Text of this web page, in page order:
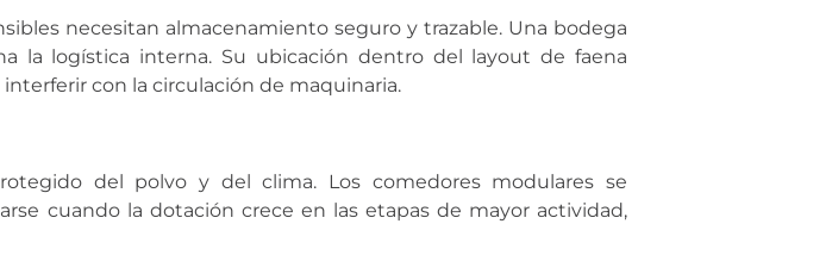
necesitan almacenamiento seguro y trazable. Una bodega
la logística interna. Su ubicación dentro del layout de faena
con la circulación de maquinaria.
del polvo y del clima. Los comedores modulares se
cuando la dotación crece en las etapas de mayor actividad,